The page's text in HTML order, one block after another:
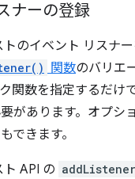
ナーの登録
のイベント リスナー
関数のバリエ
関数を指定するだけ
があります。オプシ
できます。
API の